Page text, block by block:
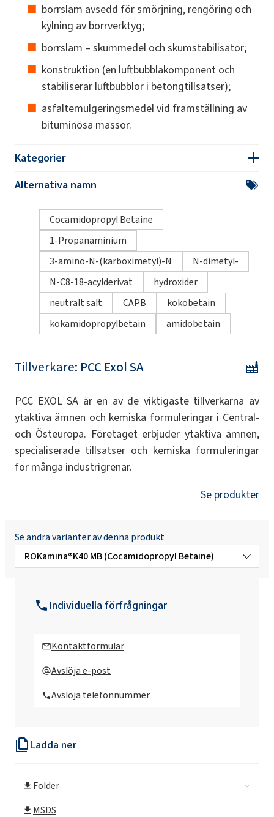
Ladda ner
Folder
MSDS
borrslam avsedd för smörjning, rengöring och
kylning av borrverktyg;
borrslam – skummedel och skumstabilisator;
konstruktion (en luftbubblakomponent och
stabiliserar luftbubblor i betongtillsatser);
asfaltemulgeringsmedel vid framställning av
bituminösa massor.
Kategorier
Alternativa namn
Cocamidopropyl Betaine
1-Propanaminium
3-amino-N-(karboximetyl)-N
N-dimetyl-
N-C8-18-acylderivat
hydroxider
neutralt salt
CAPB
kokobetain
kokamidopropylbetain
amidobetain
Tillverkare: PCC Exol SA
PCC EXOL SA är en av de viktigaste tillverkarna av
ytaktiva ämnen och kemiska formuleringar i Central-
och Östeuropa. Företaget erbjuder ytaktiva ämnen,
specialiserade tillsatser och kemiska formuleringar
för många industrigrenar.
Se produkter
Se andra varianter av denna produkt
ROKamina®K40 MB (Cocamidopropyl Betaine)
Betaine)
BioROKAMINA K40HC MB (Cocamidopropyl
ROKamina®K30 (Cocamidopropyl Betaine)
Individuella förfrågningar
Kontaktformulär
Avslöja e-post
Avslöja telefonnummer